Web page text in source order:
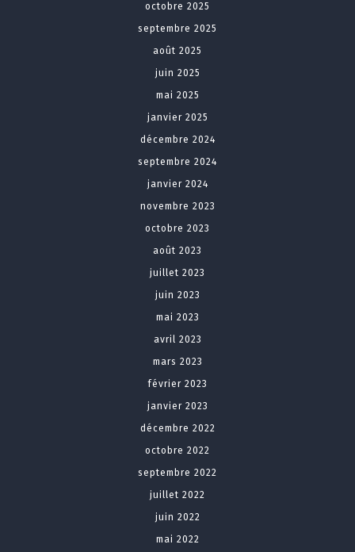
octobre 2025
septembre 2025
août 2025
juin 2025
mai 2025
janvier 2025
décembre 2024
septembre 2024
janvier 2024
novembre 2023
octobre 2023
août 2023
juillet 2023
juin 2023
mai 2023
avril 2023
mars 2023
février 2023
janvier 2023
décembre 2022
octobre 2022
septembre 2022
juillet 2022
juin 2022
mai 2022